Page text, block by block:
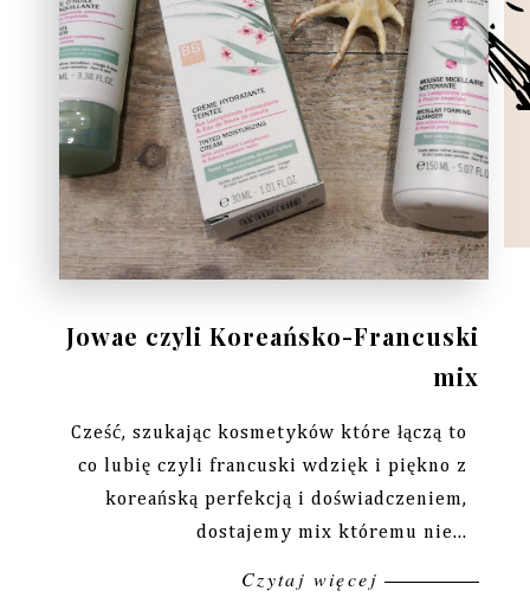
Jowae czyli Koreańsko-Francuski
mix
Cześć, szukając kosmetyków które łączą to
co lubię czyli francuski wdzięk i piękno z
koreańską perfekcją i doświadczeniem,
dostajemy mix któremu nie...
Czytaj więcej